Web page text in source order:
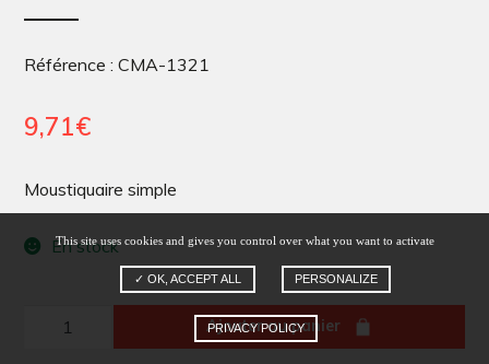
Référence : CMA-1321
9,71€
Moustiquaire simple
En stock
quantité
Ajouter au panier
This site uses cookies and gives you control over what you want to activate
✓ OK, ACCEPT ALL PERSONALIZE
PRIVACY POLICY